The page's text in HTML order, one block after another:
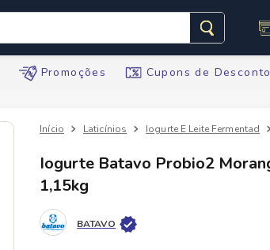
Promoções Cupons de Desconto
Laticínios Iogurte E Leite Fermentad
Iogurte Batavo Probio2
1,15kg
BATAVO